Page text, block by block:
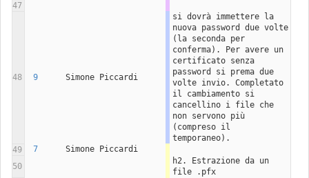
47
48 9 Simone Piccardi
si dovrà immettere la
nuova password due volte
(la seconda per
conferma). Per avere un
certificato senza
password si prema due
volte invio. Completato
il cambiamento si
cancellino i file che
non servono più
(compreso il
temporaneo).
49
7
Simone Piccardi
50
h2. Estrazione da un
file .pfx